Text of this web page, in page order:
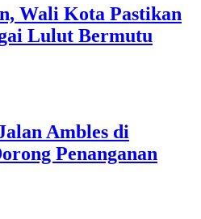
Wali Kota Pastikan
Lulut Bermutu
Ambles di
Penanganan